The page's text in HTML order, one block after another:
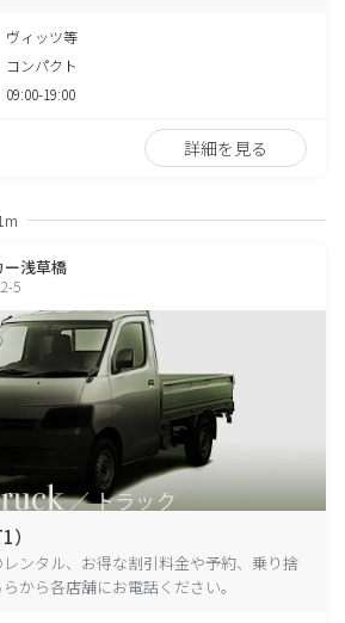
ヴィッツ等
コンパクト
09:00-19:00
詳細を見る
ー浅草橋
5
ンタル、お得な割引料金や予約、乗り捨
から各店舗にお電話ください。